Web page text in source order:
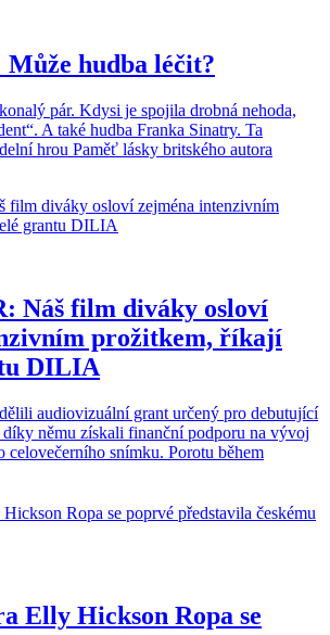
hudba léčit?
pár. Kdysi je spojila drobná nehoda,
A také hudba Franka Sinatry. Ta
hrou Paměť lásky britského autora
Náš film diváky osloví
prožitkem, říkají
DILIA
audiovizuální grant určený pro debutující
němu získali finanční podporu na vývoj
celovečerního snímku. Porotu během
Elly Hickson Ropa se